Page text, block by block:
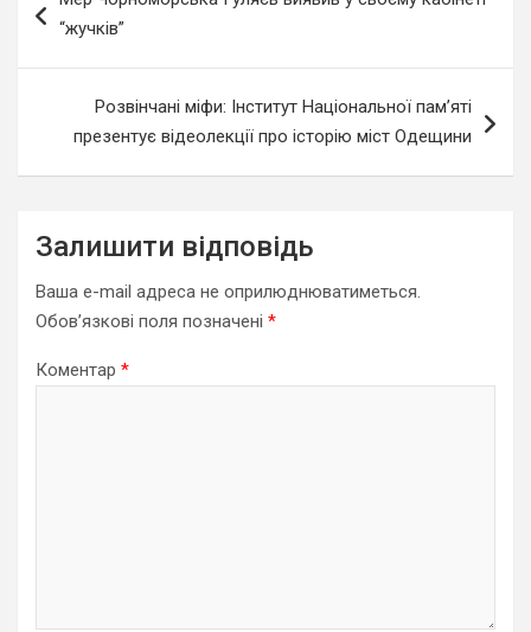
записів
“жучків”
Розвінчані міфи: Інститут Національної пам’яті
презентує відеолекції про історію міст Одещини
Залишити відповідь
Ваша e-mail адреса не оприлюднюватиметься.
Обов’язкові поля позначені *
Коментар *